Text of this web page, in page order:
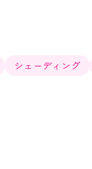
シェーディング